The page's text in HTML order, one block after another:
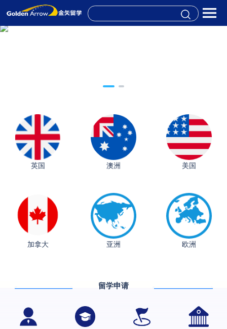
英国 澳洲 美国
加拿大 亚洲 欧洲
留学申请
从上海财大2+2到谢菲尔德：低均分逆袭QS百强金
香港理工大学王牌专业录取案例
伯明翰大学数字媒体与创意产业硕士录取案例